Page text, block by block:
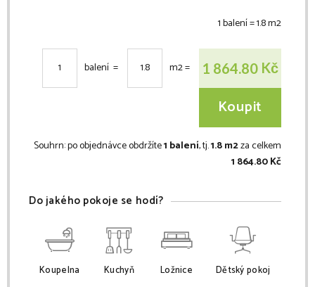
1 balení =1.8m2
balení = m2= 1 864.80 Kč
Koupit
Souhrn:po objednávce obdržíte1 balení, tj.1.8 m2za celkem
1 864.80 Kč
Do jakého pokoje se hodí?
Koupelna Kuchyň Ložnice Dětský pokoj